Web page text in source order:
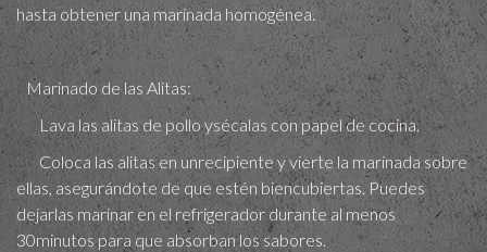
hasta obtener una marinada homogénea.
Marinado de las Alitas:
Lava las alitas de pollo ysécalas con papel de cocina.
Coloca las alitas en unrecipiente y vierte la marinada sobre
ellas, asegurándote de que estén biencubiertas. Puedes
dejarlas marinar en el refrigerador durante al menos
30minutos para que absorban los sabores.